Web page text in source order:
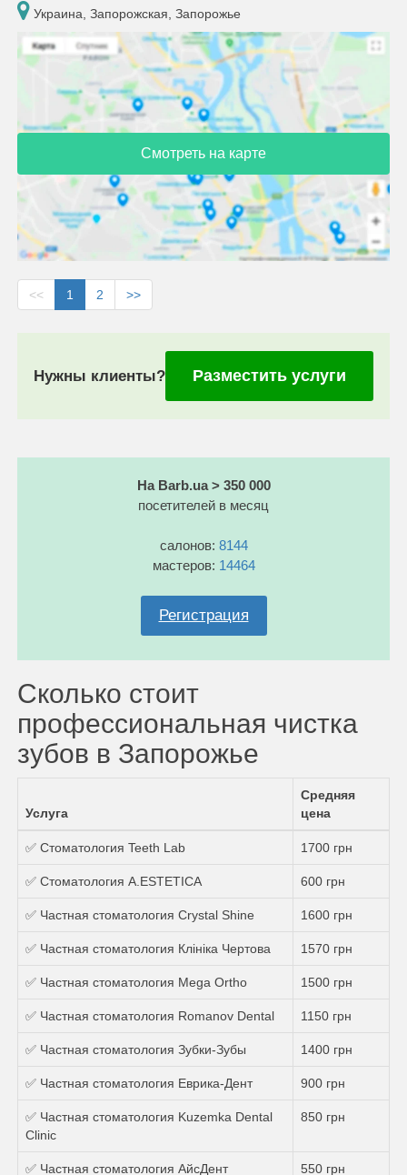
Украина, Запорожская, Запорожье
Смотреть на карте
<< 1 2 >>
Нужны клиенты? Разместить услуги
На Barb.ua > 350 000
посетителей в месяц
салонов: 8144
мастеров: 14464
Регистрация
Сколько стоит
профессиональная чистка
зубов в Запорожье
Услуга
Средняя
цена
✅ Стоматология Teeth Lab 1700 грн
✅ Стоматология A.ESTETICA 600 грн
✅ Частная стоматология Crystal Shine 1600 грн
✅ Частная стоматология Клініка Чертова 1570 грн
✅ Частная стоматология Mega Ortho 1500 грн
✅ Частная стоматология Romanov Dental 1150 грн
✅ Частная стоматология Зубки-Зубы 1400 грн
✅ Частная стоматология Еврика-Дент 900 грн
✅ Частная стоматология Kuzemka Dental
Clinic
850 грн
✅ Частная стоматология АйсДент 550 грн